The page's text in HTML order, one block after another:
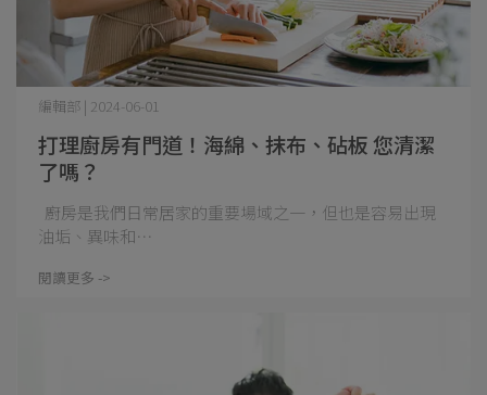
打理廚房有門道！海綿、抹布、砧板 您清潔
了嗎？
編輯部 | 2024-06-01
廚房是我們日常居家的重要場域之一，但也是容易出現
油垢、異味和⋯
閱讀更多 ->